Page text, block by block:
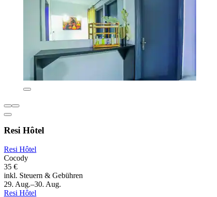
Resi Hôtel
Resi Hôtel
Cocody
35 €
inkl. Steuern & Gebühren
29. Aug.–30. Aug.
Resi Hôtel